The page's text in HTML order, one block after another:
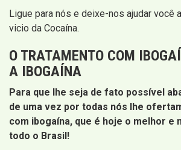
Ligue para nós e deixe-nos ajudar você
vicio da Cocaína.
O TRATAMENTO COM
A IBOGAÍNA
Para que lhe seja de fato possível
de uma vez por todas nós lhe
com ibogaína, que é hoje o melhor e
todo o Brasil!